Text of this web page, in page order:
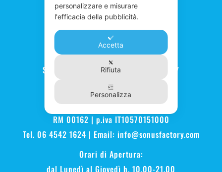
Scuola Musica Roma - SONUS FACTORY
Music Performance Institute
Via Costantino Corvisieri, 5-11 Roma
RM 00162 | p.iva IT10570151000
Tel. 06 4542 1624 | Email: info@sonusfactory.com
Orari di Apertura:
dal Lunedì al Giovedì h. 10.00-21.00
personalizzare e misurare
l'efficacia della pubblicità.
Accetta
Rifiuta
Personalizza